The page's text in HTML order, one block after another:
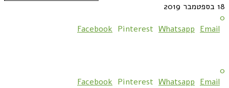
18 בספטמבר 2019
0
Facebook Pinterest Whatsapp Email
0
Facebook Pinterest Whatsapp Email